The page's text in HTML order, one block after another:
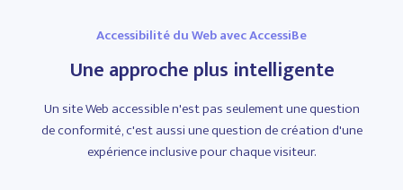
Accessibilité du Web avec AccessiBe
Une approche plus intelligente
Un site Web accessible n'est pas seulement une question
de conformité, c'est aussi une question de création d'une
expérience inclusive pour chaque visiteur.